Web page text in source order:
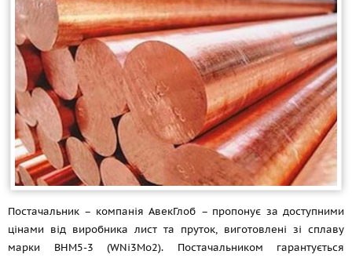
Постачальник – компанія АвекГлоб – пропонує за доступними
цінами від виробника лист та пруток, виготовлені зі сплаву
марки ВНМ5-3 (WNi3Mo2). Постачальником гарантується